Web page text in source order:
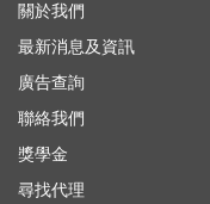
關於我們
最新消息及資訊
廣告查詢
聯絡我們
獎學金
尋找代理